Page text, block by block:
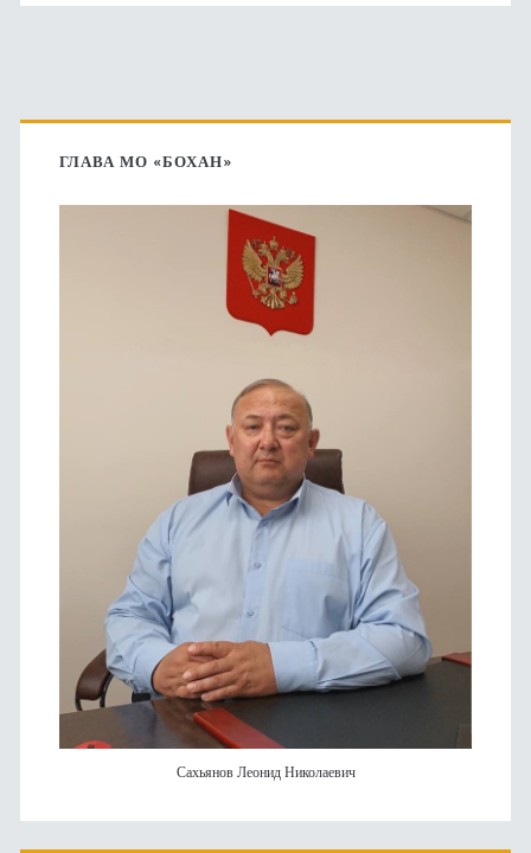
Основная
боковая
ГЛАВА МО «БОХАН»
Сахьянов Леонид Николаевич